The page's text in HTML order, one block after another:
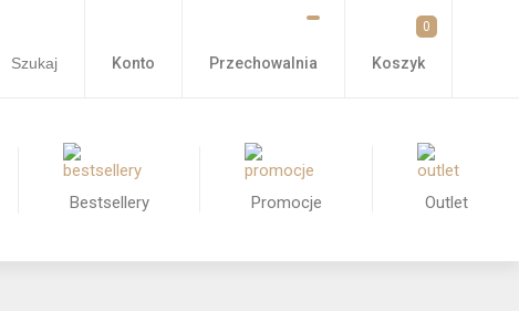
Szukaj Konto Przechowalnia
0
Koszyk
Bestsellery Promocje Outlet